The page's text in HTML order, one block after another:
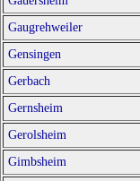
Gaugrehweiler
Gensingen
Gerbach
Gernsheim
Gerolsheim
Gimbsheim